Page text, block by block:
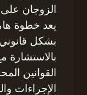
الزوجان
يعد خطوة
بشكل
القوانين
الإجراءات